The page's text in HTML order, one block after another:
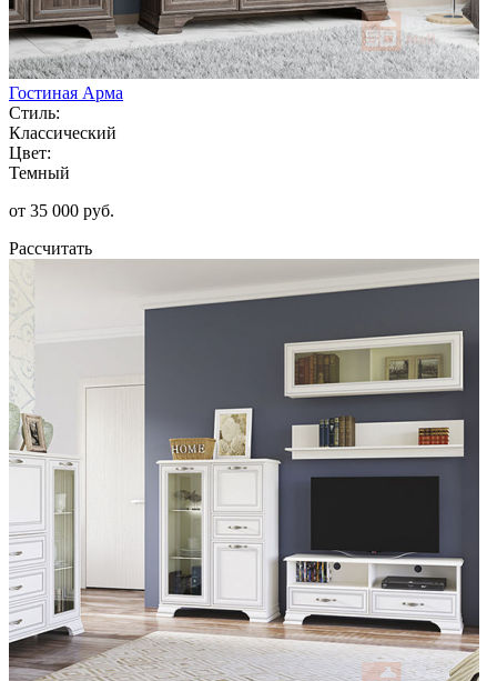
Гостиная Арма
Стиль:
Классический
Цвет:
Темный
от 35 000 руб.
Рассчитать